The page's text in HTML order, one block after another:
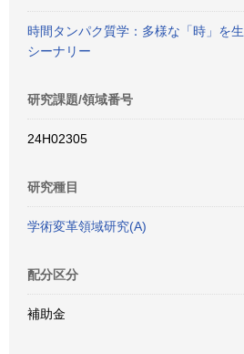
時間タンパク質学：多様な「時」を
シーナリー
研究課題/領域番号
24H02305
研究種目
学術変革領域研究(A)
配分区分
補助金